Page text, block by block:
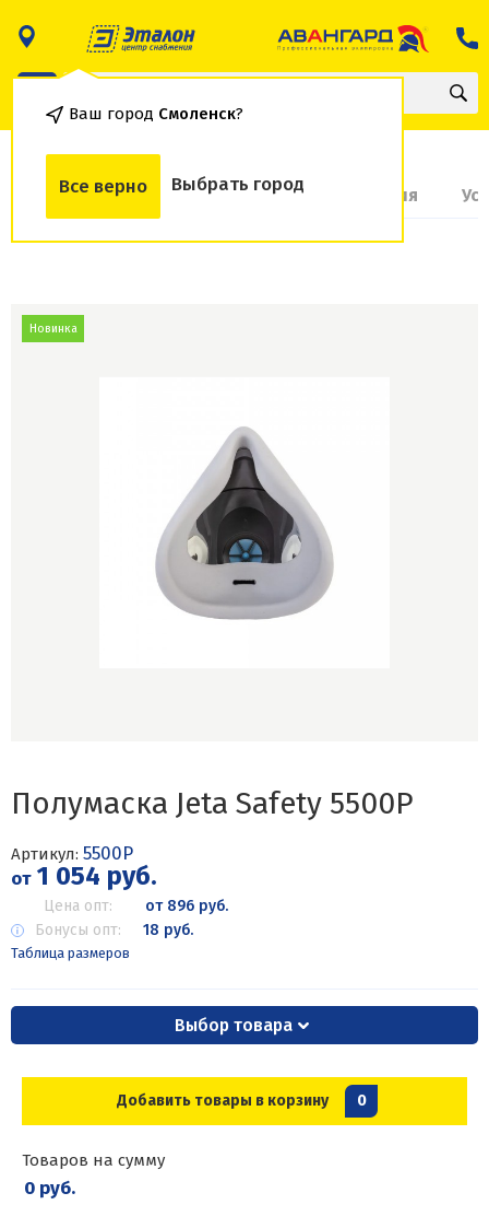
Ваш город Смоленск?
Все верно Выбрать город
О товаре Доставка и оплата Гарантия
Новинка
Полумаска Jeta Safety 5500P
Артикул: 5500P
от1 054 руб.
Цена опт:
от 896 руб.
Бонусы опт:
18 руб.
Таблица размеров
Выбор товара
Добавить товары в корзину 0
Товаров на сумму
0 руб.